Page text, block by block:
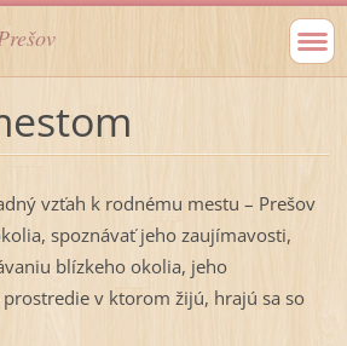
vzťah k rodnému mestu – Prešov
spoznávať jeho zaujímavosti,
blízkeho okolia, jeho
v ktorom žijú, hrajú sa so